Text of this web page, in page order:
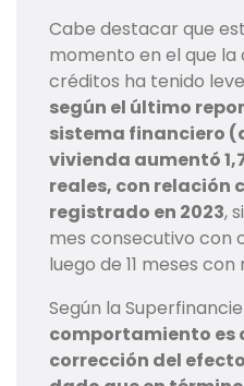
Cabe destacar que
momento en el que
créditos ha tenido
según el último
sistema financiero
vivienda aumentó
reales, con relación
registrado en 2023,
mes consecutivo con
luego de 11 meses
Según la
comportamiento es
corrección del